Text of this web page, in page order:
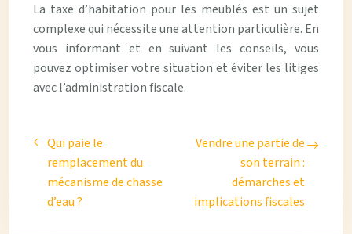
La taxe d’habitation pour les meublés est un sujet
complexe qui nécessite une attention particulière. En
vous informant et en suivant les conseils, vous
pouvez optimiser votre situation et éviter les litiges
avec l’administration fiscale.
Qui paie le
remplacement du
mécanisme de chasse
d’eau ?
Vendre une partie de
son terrain :
démarches et
implications fiscales